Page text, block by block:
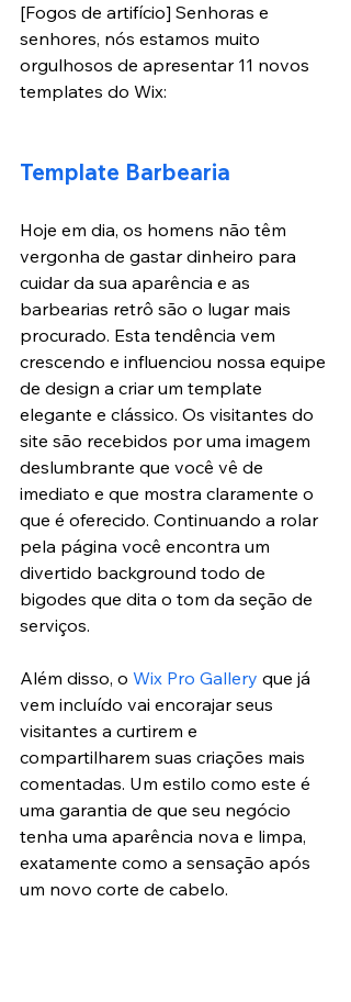
[Fogos de artifício] Senhoras e
senhores, nós estamos muito
orgulhosos de apresentar 11 novos
templates do Wix:
Template Barbearia
Hoje em dia, os homens não têm
vergonha de gastar dinheiro para
cuidar da sua aparência e as
barbearias retrô são o lugar mais
procurado. Esta tendência vem
crescendo e influenciou nossa equipe
de design a criar um template
elegante e clássico. Os visitantes do
site são recebidos por uma imagem
deslumbrante que você vê de
imediato e que mostra claramente o
que é oferecido. Continuando a rolar
pela página você encontra um
divertido background todo de
bigodes que dita o tom da seção de
serviços.
Além disso, o Wix Pro Gallery que já
vem incluído vai encorajar seus
visitantes a curtirem e
compartilharem suas criações mais
comentadas. Um estilo como este é
uma garantia de que seu negócio
tenha uma aparência nova e limpa,
exatamente como a sensação após
um novo corte de cabelo.